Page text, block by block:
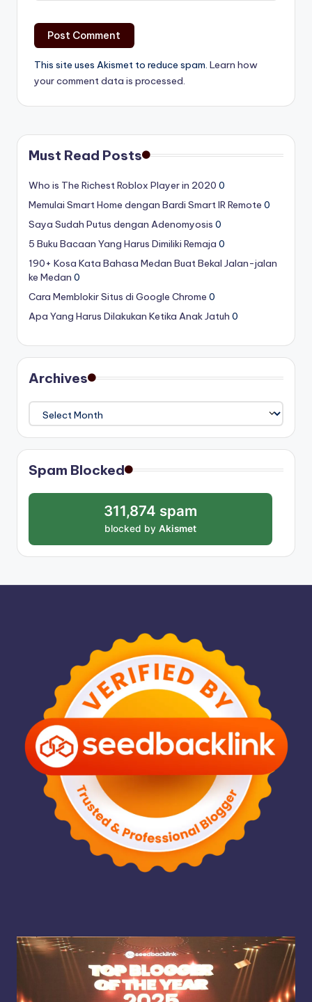
This site uses Akismet to reduce spam. Learn how
your comment data is processed.
Must Read Posts
Who is The Richest Roblox Player in 2020 0
Memulai Smart Home dengan Bardi Smart IR Remote 0
Saya Sudah Putus dengan Adenomyosis 0
5 Buku Bacaan Yang Harus Dimiliki Remaja 0
190+ Kosa Kata Bahasa Medan Buat Bekal Jalan-jalan
ke Medan 0
Cara Memblokir Situs di Google Chrome 0
Apa Yang Harus Dilakukan Ketika Anak Jatuh 0
Archives
Archives
Spam Blocked
311,874 spam
blocked by Akismet